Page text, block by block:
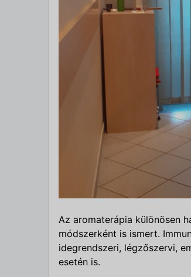
Az aromaterápia különösen
módszerként is ismert.
idegrendszeri, légzőszervi,
esetén is.